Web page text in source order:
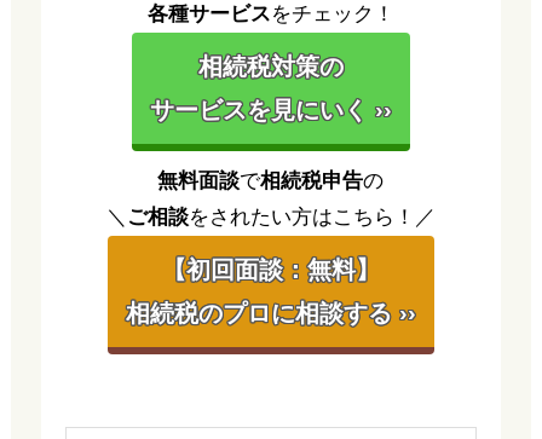
各種サービスをチェック！
相続税対策の
サービスを見にいく ››
無料面談で相続税申告の
＼ ご相談をされたい方はこちら！／
【初回面談：無料】
相続税のプロに相談する ››